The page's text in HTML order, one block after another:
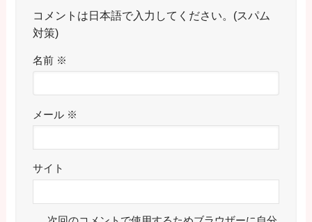
コメントは日本語で入力してください。(スパム
対策)
名前 ※
メール ※
サイト